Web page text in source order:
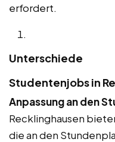
erfordert.
Unterschiede
Studentenjobs in
Anpassung an den
Recklinghausen
die an den